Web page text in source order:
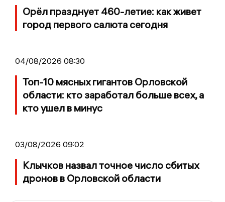
Орёл празднует 460-летие: как живет
город первого салюта сегодня
04/08/2026 08:30
Топ-10 мясных гигантов Орловской
области: кто заработал больше всех, а
кто ушел в минус
03/08/2026 09:02
Клычков назвал точное число сбитых
дронов в Орловской области